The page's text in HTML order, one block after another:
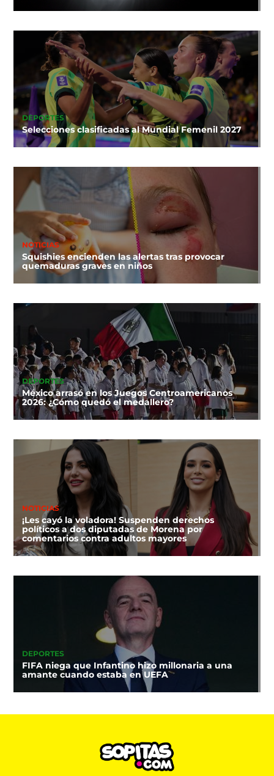
DEPORTES
Selecciones clasificadas al Mundial Femenil 2027
NOTICIAS
Squishies encienden las alertas tras provocar
quemaduras graves en niños
DEPORTES
México arrasó en los Juegos Centroamericanos
2026: ¿Cómo quedó el medallero?
NOTICIAS
¡Les cayó la voladora! Suspenden derechos
políticos a dos diputadas de Morena por
comentarios contra adultos mayores
DEPORTES
FIFA niega que Infantino hizo millonaria a una
amante cuando estaba en UEFA